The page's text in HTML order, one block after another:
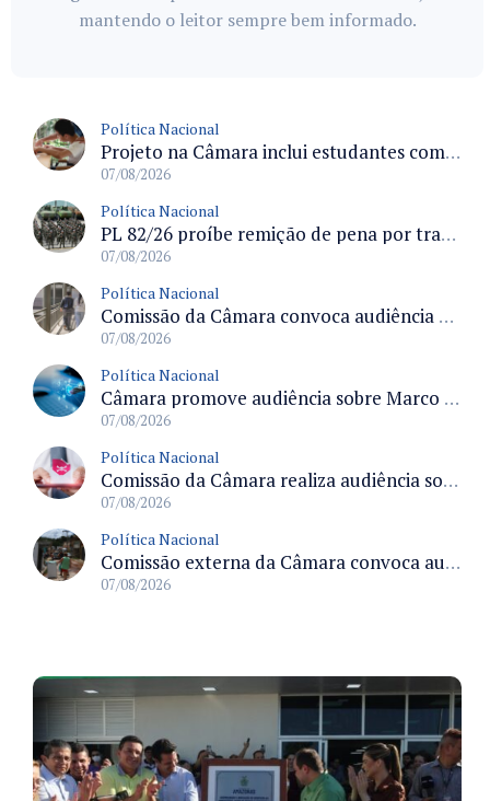
mantendo o leitor sempre bem informado.
Política Nacional
Projeto na Câmara inclui estudantes com deficiência no regime escolar especial da LDB e estabelece critérios para frequência
07/08/2026
Política Nacional
PL 82/26 proíbe remição de pena por trabalho em funções militares para condenados por crimes contra o Estado Democrático de Direito
07/08/2026
Política Nacional
Comissão da Câmara convoca audiência para discutir misoginia nas escolas e universidades após divulgação de listas misóginas
07/08/2026
Política Nacional
Câmara promove audiência sobre Marco de Fomento à Economia Digital e impactos da inteligência artificial
07/08/2026
Política Nacional
Comissão da Câmara realiza audiência sobre apostas online para medir o tamanho do mercado ilegal
07/08/2026
Política Nacional
Comissão externa da Câmara convoca audiência pública sobre chuvas na Zona da Mata de Minas Gerais e impactos em Juiz de Fora
07/08/2026